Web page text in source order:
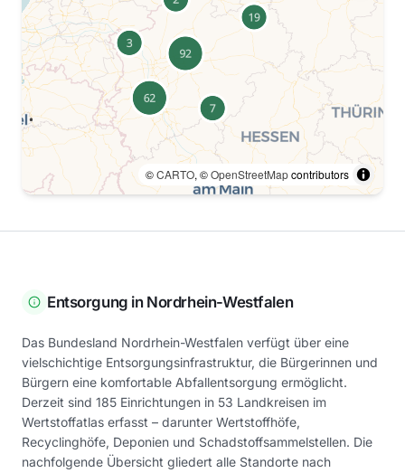
©CARTO, ©OpenStreetMapcontributors
Entsorgung in Nordrhein-Westfalen
Das Bundesland Nordrhein-Westfalen verfügt über eine
vielschichtige Entsorgungsinfrastruktur, die Bürgerinnen und
Bürgern eine komfortable Abfallentsorgung ermöglicht.
Derzeit sind 185 Einrichtungen in 53 Landkreisen im
Wertstoffatlas erfasst – darunter Wertstoffhöfe,
Recyclinghöfe, Deponien und Schadstoffsammelstellen. Die
nachfolgende Übersicht gliedert alle Standorte nach